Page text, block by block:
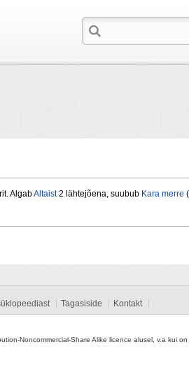
AlgabAltaist2 lähtejõena, suubub Kara merre
Tagasiside Kontakt
Noncommercial-Share Alike licence alusel, v.a kui